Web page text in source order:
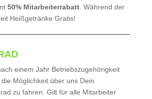
50% Mitarbeiterrabatt. Während der
Heißgetränke Gratis!
einem Jahr Betriebszugehörigkeit
die Möglichkeit über uns Dein
zu fahren. Gilt für alle Mitarbeiter